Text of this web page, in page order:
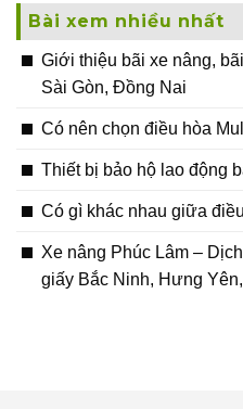
Bài xem nhiều nhất
Giới thiệu bãi xe nâng,
Sài Gòn, Đồng Nai
Có nên chọn điều hòa
Thiết bị bảo hộ lao động
Có gì khác nhau giữa
Xe nâng Phúc Lâm –
giấy Bắc Ninh, Hưng